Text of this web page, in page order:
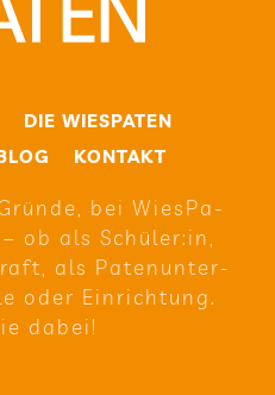
DIE WIE­SPA­TEN
KON­TAKT
bei Wie­sPa­
ob als Schüler:in,
als Paten­un­ter­
oder Ein­rich­tung.
dabei!